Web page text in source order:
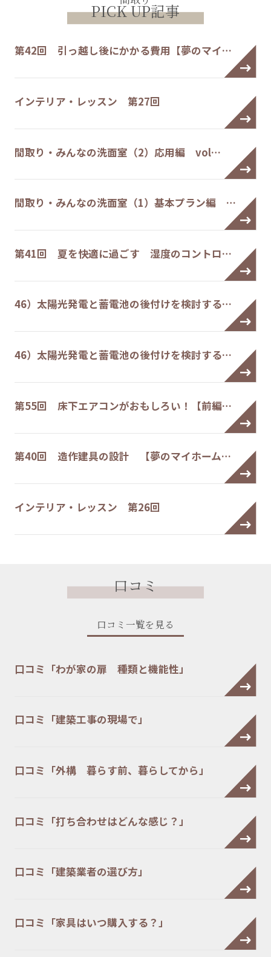
PICK UP記事
第42回 引っ越し後にかかる費用【夢のマイ…
インテリア・レッスン 第27回
間取り・みんなの洗面室（2）応用編 vol…
間取り・みんなの洗面室（1）基本プラン編 …
第41回 夏を快適に過ごす 湿度のコントロ…
46）太陽光発電と蓄電池の後付けを検討する…
46）太陽光発電と蓄電池の後付けを検討する…
第55回 床下エアコンがおもしろい！【前編…
第40回 造作建具の設計 【夢のマイホーム…
インテリア・レッスン 第26回
口コミ
口コミ一覧を見る
口コミ「わが家の扉 種類と機能性」
口コミ「建築工事の現場で」
口コミ「外構 暮らす前、暮らしてから」
口コミ「打ち合わせはどんな感じ？」
口コミ「建築業者の選び方」
口コミ「家具はいつ購入する？」